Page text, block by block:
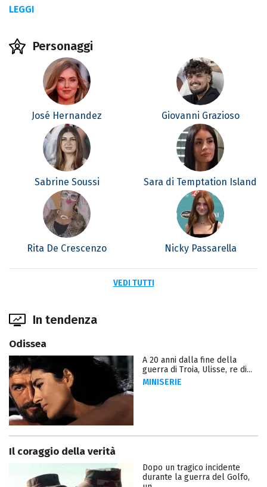
LEGGI
Personaggi
José Hernandez Giovanni Grazioso
Sabrine Soussi Sara di Temptation Island
Rita De Crescenzo Nicky Passarella
VEDI TUTTI
In tendenza
Odissea
A 20 anni dalla fine della
guerra di Troia, Ulisse, re di...
MINISERIE
Il coraggio della verità
Dopo un tragico incidente
durante la guerra del Golfo,